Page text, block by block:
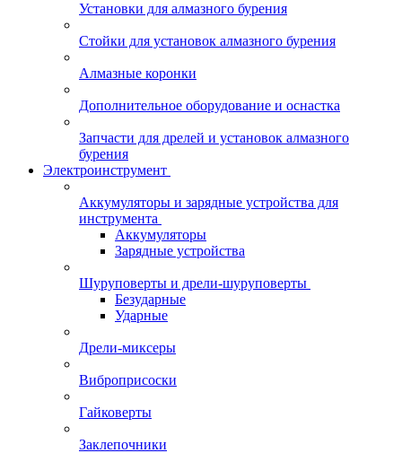
Установки для алмазного бурения
Стойки для установок алмазного бурения
Алмазные коронки
Дополнительное оборудование и оснастка
Запчасти для дрелей и установок алмазного
бурения
Электроинструмент
Аккумуляторы и зарядные устройства для
инструмента
Аккумуляторы
Зарядные устройства
Шуруповерты и дрели-шуруповерты
Безударные
Ударные
Дрели-миксеры
Виброприсоски
Гайковерты
Заклепочники